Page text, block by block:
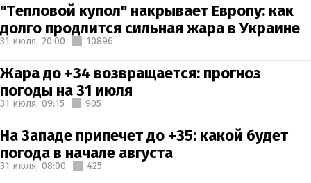
"Тепловой купол" накрывает Европу: как
долго продлится сильная жара в Украине
31 июля, 20:00 10896
Жара до +34 возвращается: прогноз
погоды на 31 июля
31 июля, 09:15 905
На Западе припечет до +35: какой будет
погода в начале августа
31 июля, 08:00 425